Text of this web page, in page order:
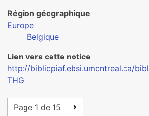
Région géographique
Europe
Belgique
Lien vers cette notice
http://bibliopiaf.ebsi.umontreal.ca/
THG
Page 1 de 15